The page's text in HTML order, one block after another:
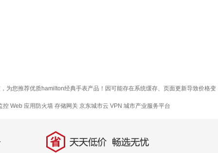
您推荐优质hamilton经典手表产品！因可能存在系统缓存、页面更新导致价格变
控 Web 应用防火墙 存储网关 京东城市云 VPN 城市产业服务平台
省 天天低价，畅选无忧